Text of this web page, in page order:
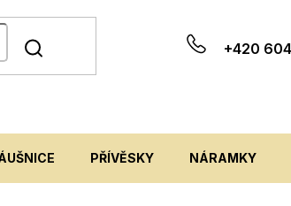
+420
PŘÍVĚSKY NÁRAMKY